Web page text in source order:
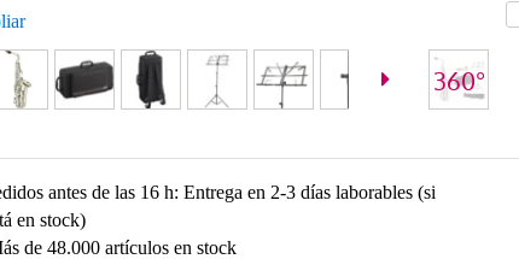
antes de las 16 h: Entrega en 2-3 días laborables (si
en stock)
de 48.000 artículos en stock